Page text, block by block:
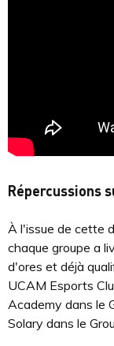
Répercussions
À l'issue de cette
chaque groupe a
d'ores et déjà
UCAM Esports
Academy dans le
Solary dans le